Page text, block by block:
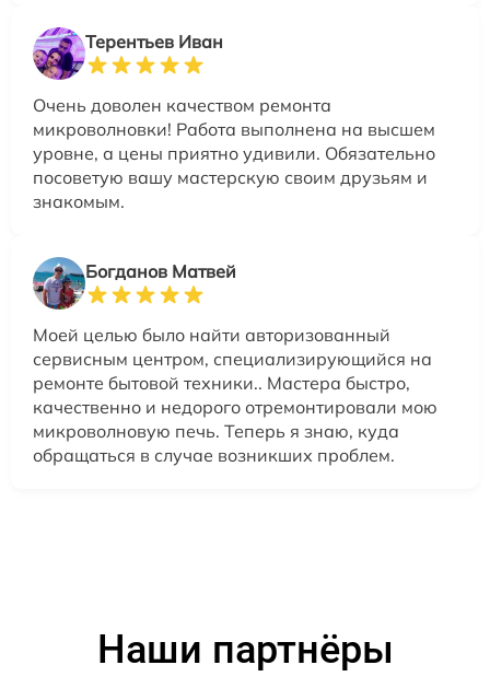
Терентьев Иван
Очень доволен качеством ремонта
микроволновки! Работа выполнена на высшем
уровне, а цены приятно удивили. Обязательно
посоветую вашу мастерскую своим друзьям и
знакомым.
Богданов Матвей
Моей целью было найти авторизованный
сервисным центром, специализирующийся на
ремонте бытовой техники.. Мастера быстро,
качественно и недорого отремонтировали мою
микроволновую печь. Теперь я знаю, куда
обращаться в случае возникших проблем.
Наши партнёры